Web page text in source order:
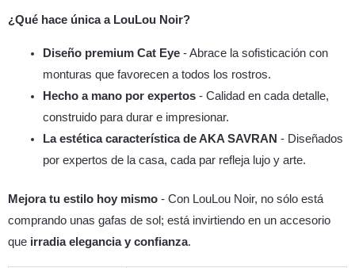
¿Qué hace única a LouLou Noir?
Diseño premium Cat Eye- Abrace la sofisticación con
monturas que favorecen a todos los rostros.
Hecho a mano por expertos- Calidad en cada detalle,
construido para durar e impresionar.
La estética característica de AKA SAVRAN - Diseñados
por expertos de la casa, cada par refleja lujo y arte.
Mejora tu estilo hoy mismo - Con LouLou Noir, no sólo está
comprando unas gafas de sol; está invirtiendo en un accesorio
que irradia elegancia y confianza.